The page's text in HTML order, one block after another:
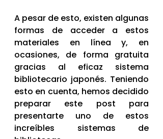
A pesar de esto, existen algunas
formas de acceder a estos
materiales en línea y, en
ocasiones, de forma gratuita
gracias al eficaz sistema
bibliotecario japonés. Teniendo
esto en cuenta, hemos decidido
preparar este post para
presentarte uno de estos
increíbles sistemas de